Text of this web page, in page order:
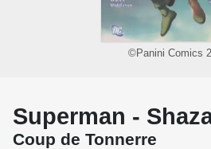
©Panini Comics
Superman -
Coup de Tonnerre